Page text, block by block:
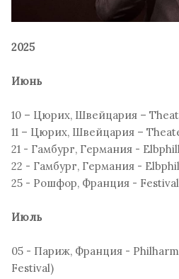
2025
Июнь
10 – Цюрих, Швейцария –
11 – Цюрих, Швейцария –
21 - Гамбург, Германия -
22 - Гамбург, Германия -
25 - Рошфор, Франция -
Июль
05 - Париж, Франция -
Festival)